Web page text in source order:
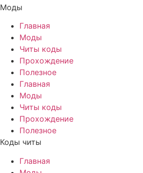
Моды
Главная
Моды
Читы коды
Прохождение
Полезное
Главная
Моды
Читы коды
Прохождение
Полезное
Коды читы
Главная